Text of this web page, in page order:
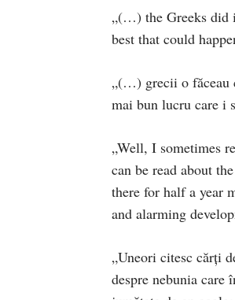
„(…) the Greeks did
best that could
„(…) grecii o făceau
mai bun lucru care i
„Well, I sometimes
can be read about
there for half a year
and alarming
„Uneori citesc cărţi
despre nebunia